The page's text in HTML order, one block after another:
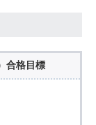
合格目標